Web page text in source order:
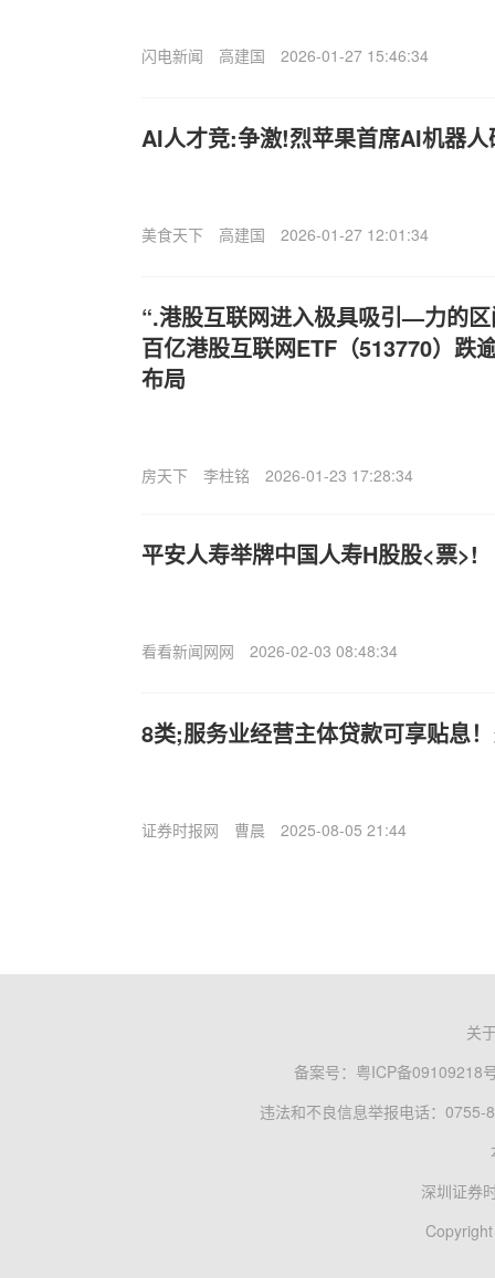
闪电新闻 高建国 2026-01-27 15:46:34
AI人才竞:争激!烈苹果首席AI机器
美食天下 高建国 2026-01-27 12:01:34
“.港股互联网进入极具吸引—力的
百亿港股互联网ETF（513770）跌
布局
房天下 李柱铭 2026-01-23 17:28:34
平安人寿举牌中国人寿H股股<票>!
看看新闻网网 2026-02-03 08:48:34
8类;服务业经营主体贷款可享贴息
证券时报网 曹晨 2025-08-05 21:44
关
备案号： 粤ICP备09109218
违法和不良信息举报电话：0755-
深圳证券